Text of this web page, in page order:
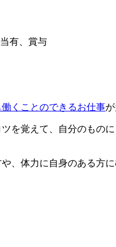
有、賞与
くことのできるお仕事
を覚えて、自分のものに
、体力に自身のある方